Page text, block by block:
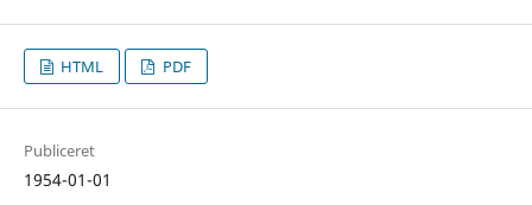
HTML PDF
Publiceret
1954-01-01